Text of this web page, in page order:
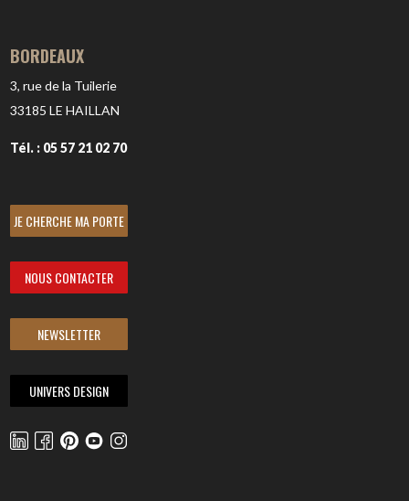
BORDEAUX
3, rue de la Tuilerie
33185LE HAILLAN
Tél. : 05 57 21 02 70
JE CHERCHE MA PORTE
NOUS CONTACTER
NEWSLETTER
UNIVERS DESIGN